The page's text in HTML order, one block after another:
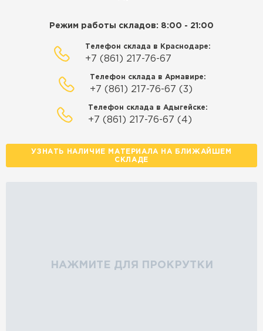
Режим работы складов: 8:00 - 21:00
Телефон склада в Краснодаре:
+7 (861) 217-76-67
Телефон склада в Армавире:
+7 (861) 217-76-67 (3)
Телефон склада в Адыгейске:
+7 (861) 217-76-67 (4)
УЗНАТЬ НАЛИЧИЕ МАТЕРИАЛА НА БЛИЖАЙШЕМ
СКЛАДЕ
НАЖМИТЕ ДЛЯ ПРОКРУТКИ